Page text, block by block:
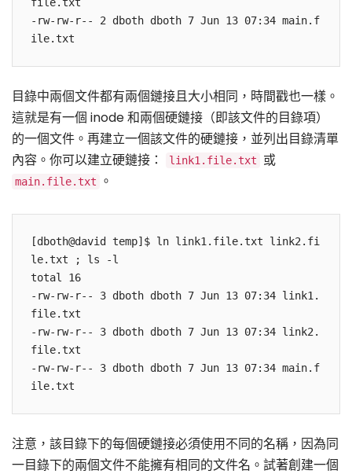
file.txt
-rw-rw-r-- 2 dboth dboth 7 Jun 13 07:34 main.f
目錄中兩個文件都有兩個鏈接且大小相同，時間戳也一樣。
這就是有一個 inode 和兩個硬鏈接（即該文件的目錄項）
的一個文件。再建立一個該文件的硬鏈接，並列出目錄清單
內容。你可以建立硬鏈接：
link1.file.txt 或
main.file.txt 。
[dboth@david temp]$ ln link1.file.txt link2.fi
le.txt ; ls -l
total 16
-rw-rw-r-- 3 dboth dboth 7 Jun 13 07:34 link1.
file.txt
-rw-rw-r-- 3 dboth dboth 7 Jun 13 07:34 link2.
file.txt
-rw-rw-r-- 3 dboth dboth 7 Jun 13 07:34 main.f
注意，該目錄下的每個硬鏈接必須使用不同的名稱，因為同
一目錄下的兩個文件不能擁有相同的文件名。試著創建一個